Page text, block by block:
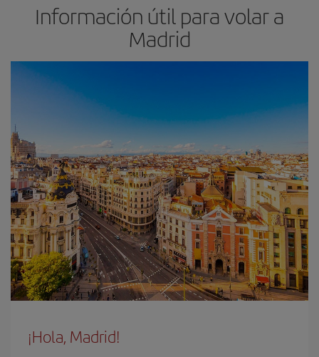
Información útil para volar a
Madrid
¡Hola, Madrid!